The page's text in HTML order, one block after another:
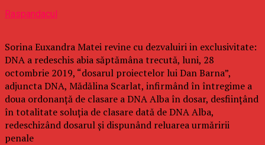
Raspandacul
Sorina Euxandra Matei revine cu dezvaluiri in exclusivitate:
DNA a redeschis abia săptămâna trecută, luni, 28
octombrie 2019, “dosarul proiectelor lui Dan Barna”,
adjuncta DNA, Mădălina Scarlat, infirmând în întregime a
doua ordonanţă de clasare a DNA Alba în dosar, desfiinţând
în totalitate soluţia de clasare dată de DNA Alba,
redeschizând dosarul şi dispunând reluarea urmăririi
penale